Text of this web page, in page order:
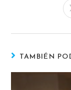
TAMBIÉN